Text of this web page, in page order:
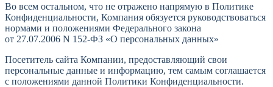
Во всем остальном, что не отражено напрямую в Политике
Конфиденциальности, Компания обязуется руководствоваться
нормами и положениями Федерального закона
от 27.07.2006 N 152-ФЗ «О персональных данных»
Посетитель сайта Компании, предоставляющий свои
персональные данные и информацию, тем самым соглашается
с положениями данной Политики Конфиденциальности.